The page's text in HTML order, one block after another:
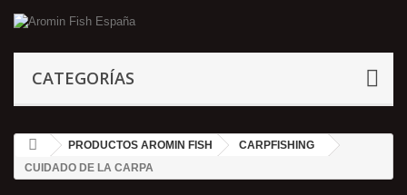
CATEGORÍAS
PRODUCTOS AROMIN FISH
CARPFISHING
CUIDADO DE LA CARPA